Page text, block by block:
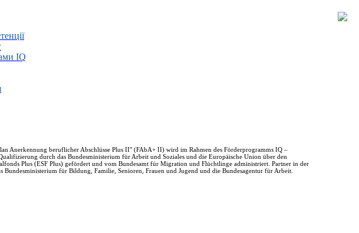
IQ
Anerkennung beruflicher Abschlüsse Plus II" (FAbA+ II) wird im Rahmen des Förderprogramms IQ –
durch das Bundesministerium für Arbeit und Soziales und die Europäische Union über den
Plus (ESF Plus) gefördert und vom Bundesamt für Migration und Flüchtlinge administriert. Partner in der
Bundesministerium für Bildung, Familie, Senioren, Frauen und Jugend und die Bundesagentur für Arbeit.